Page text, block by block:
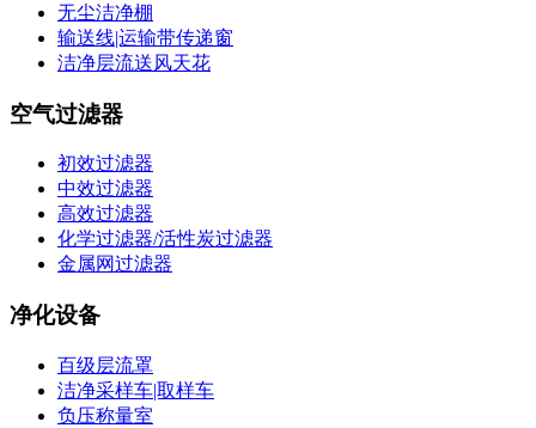
无尘洁净棚
输送线|运输带传递窗
洁净层流送风天花
空气过滤器
初效过滤器
中效过滤器
高效过滤器
化学过滤器/活性炭过滤器
金属网过滤器
净化设备
百级层流罩
洁净采样车|取样车
负压称量室